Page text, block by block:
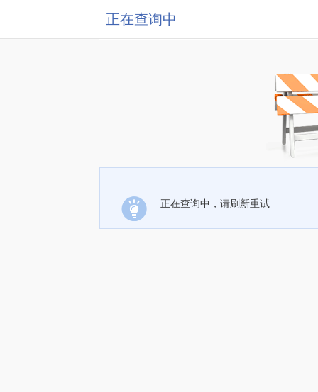
正在查询中
正在查询中，请刷新重试